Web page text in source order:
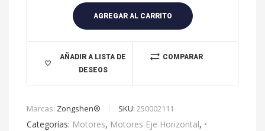
AGREGAR AL CARRITO
AÑADIR A LISTA DE
DESEOS
COMPARAR
r
n
a
v
:
Marcas: Zongshen® SKU: 250002111
Categorías: Motores, Motores Eje Horizontal, •